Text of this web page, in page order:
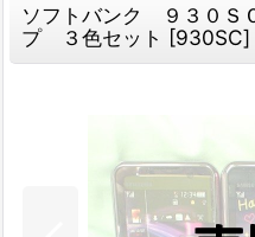
ソフトバンク ９３０
プ ３色セット [930SC]